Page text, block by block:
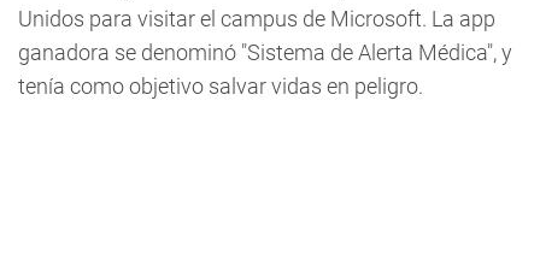
Unidos para visitar el campus de Microsoft. La app
ganadora se denominó "Sistema de Alerta Médica", y
tenía como objetivo salvar vidas en peligro.